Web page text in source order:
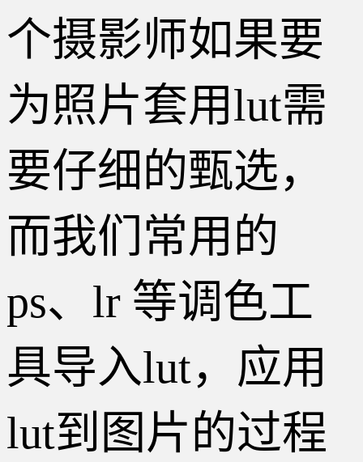
个摄影师如果要
为照片套用lut需
要仔细的甄选，
而我们常用的
ps、lr 等调色工
具导入lut，应用
lut到图片的过程